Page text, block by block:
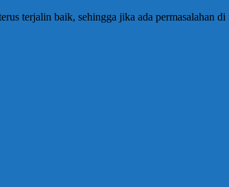
terjalin baik, sehingga jika ada permasalahan